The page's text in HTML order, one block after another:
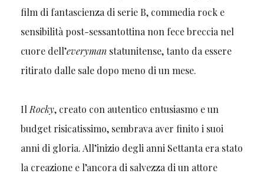
film di fantascienza di serie B, commedia rock e
sensibilità post-sessantottina non fece breccia nel
cuore dell’everymanstatunitense, tanto da essere
ritirato dalle sale dopo meno di un mese.
IlRocky, creato con autentico entusiasmo e un
budget risicatissimo, sembrava aver finito i suoi
anni di gloria. All’inizio degli anni Settanta era stato
la creazione e l’ancora di salvezza di un attore